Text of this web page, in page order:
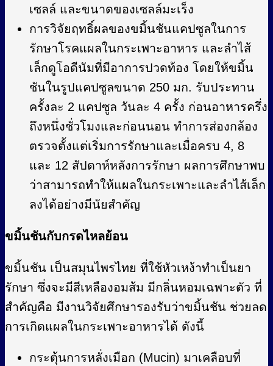
เซลล์ และขนาดของเซลล์มะเร็ง
การวิจัยฤทธิ์ผลของขมิ้นชันแคปซูลในการ
รักษาโรคแผลในกระเพาะอาหาร และลําไส้
เล็กดูโอดีนัมที่มีอาการปวดท้อง โดยให้ขมิ้น
ชันในรูปแคปซูลขนาด 250 มก. รับประทาน
ครั้งละ 2 แคปซูล วันละ 4 ครั้ง ก่อนอาหารครึ่ง
ถึงหนึ่งชั่วโมงและก่อนนอน ทําการส่องกล้อง
ตรวจตั้งแต่เริ่มการรักษาและเมื่อครบ 4, 8
และ 12 สัปดาห์หลังการรักษา ผลการศึกษาพบ
ว่าสามารถทำให้แผลในกระเพาะและลำไส้เล็ก
ลงได้อย่างมีนัยสำคัญ
ขมิ้นชันกับกรดไหลย้อน
ขมิ้นชัน เป็นสมุนไพรไทย ที่ใช้หัวเหง้าทำเป็นยา
รักษา ซึ่งจะมีสีเหลืองอมส้ม มีกลิ่นหอมเฉพาะตัว ที่
สำคัญคือ มีงานวิจัยศึกษารองรับว่าขมิ้นชัน ช่วยลด
การเกิดแผลในกระเพาะอาหารได้ ดังนี้
กระตุ้นการหลั่งเมือก (Mucin) มาเคลือบที่